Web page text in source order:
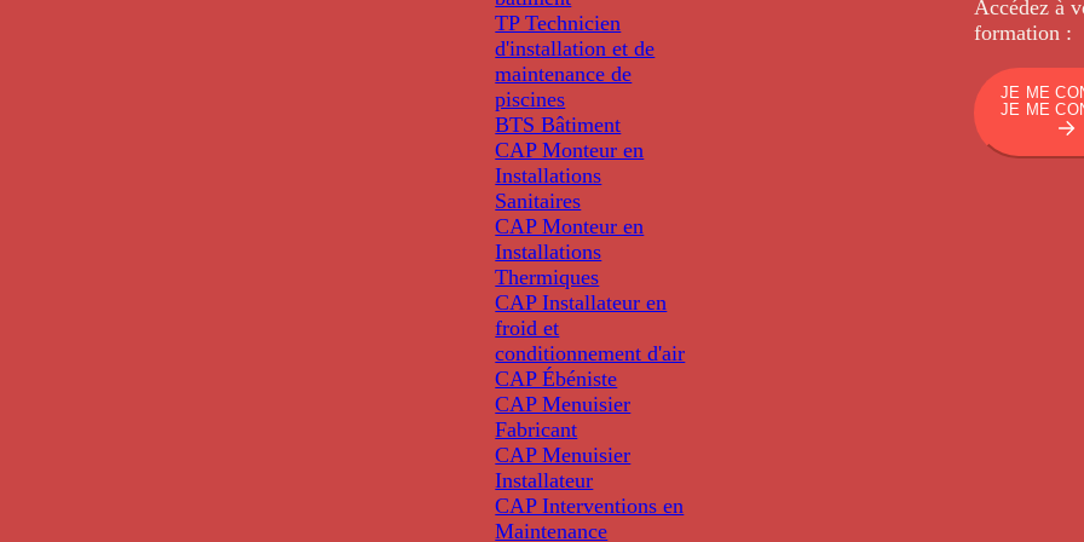
TP Technicien
d'installation et de
maintenance de
piscines
BTS Bâtiment
CAP Monteur en
Installations
Sanitaires
CAP Monteur en
Installations
Thermiques
CAP Installateur en
froid et
conditionnement d'air
CAP Ébéniste
CAP Menuisier
Fabricant
CAP Menuisier
Installateur
CAP Interventions en
Maintenance
Accédez à
formation :
JE ME
JE ME